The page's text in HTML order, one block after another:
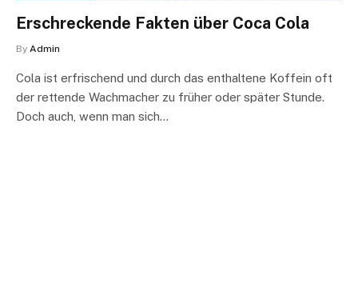
Erschreckende Fakten über Coca Cola
By Admin
Cola ist erfrischend und durch das enthaltene Koffein oft
der rettende Wachmacher zu früher oder später Stunde.
Doch auch, wenn man sich…